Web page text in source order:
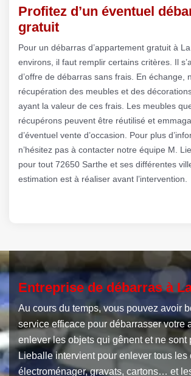
Profitez d’un éventuel
gratuit
Pour un débarras d’appartement gratuit à
environs, il faut remplir certains critères. Il
d’offre de débarras sans frais. En échange,
récupération des meubles et des
ayant la valeur de ces frais. Les meubles
récupérons peuvent être réutilisé et
d’éventuel vente d’occasion. Pour plus
n’hésitez pas à contacter notre équipe M.
pour tout 72650 Sarthe et ses différentes
estimation est à réaliser avant l’intervention.
Entreprise de débarras à
Au cours du temps, vous pouvez avoir
service efficace pour débarrasser votre
enlever les objets qui gênent et ne sont
Lieballe intervient pour enlever tous les
électroménager, gravats, cartons… et